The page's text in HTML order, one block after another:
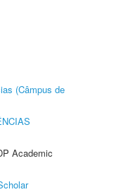
(Câmpus de
Academic